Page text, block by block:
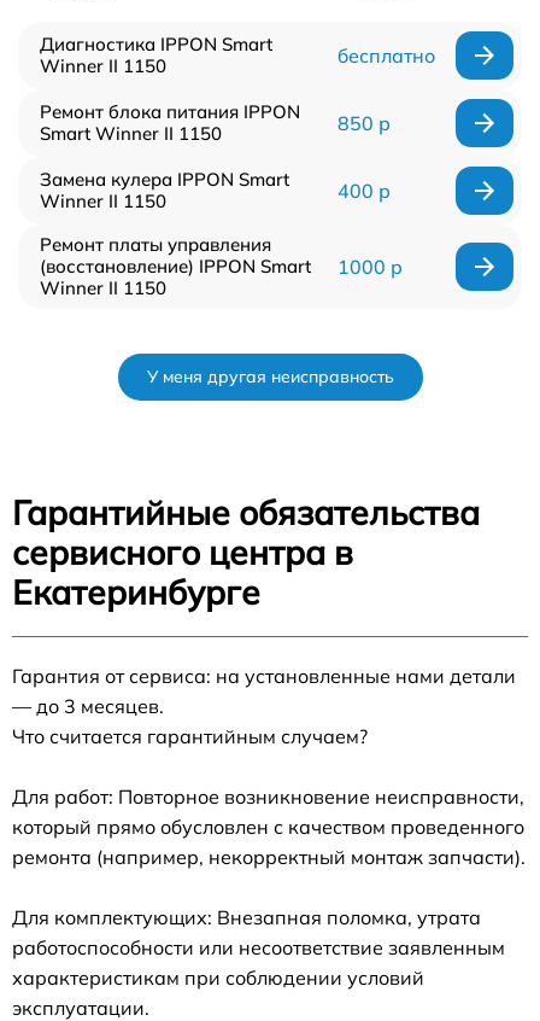
Диагностика IPPON Smart
Winner II 1150
бесплатно
Ремонт блока питания IPPON
Smart Winner II 1150
850 р
Замена кулера IPPON Smart
Winner II 1150
400 р
Ремонт платы управления
(восстановление) IPPON Smart
Winner II 1150
1000 р
У меня другая неисправность
Гарантийные обязательства
сервисного центра в
Екатеринбурге
Гарантия от сервиса: на установленные нами детали
— до 3 месяцев.
Что считается гарантийным случаем?
Для работ: Повторное возникновение неисправности,
который прямо обусловлен с качеством проведенного
ремонта (например, некорректный монтаж запчасти).
Для комплектующих: Внезапная поломка, утрата
работоспособности или несоответствие заявленным
характеристикам при соблюдении условий
эксплуатации.